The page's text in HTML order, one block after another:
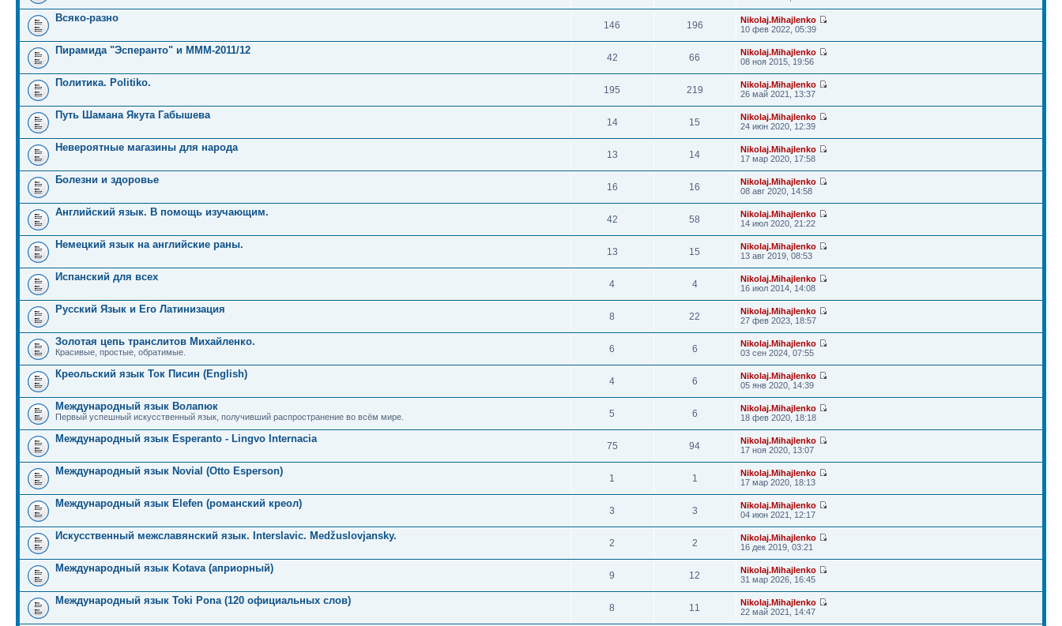
Всяко-разно
146 196
Nikolaj.Mihajlenko
10 фев 2022, 05:39
Пирамида "Эсперанто" и MMM-2011/12
42 66
Nikolaj.Mihajlenko
08 ноя 2015, 19:56
Политика. Politiko.
195 219
Nikolaj.Mihajlenko
26 май 2021, 13:37
Путь Шамана Якута Габышева
14 15
Nikolaj.Mihajlenko
24 июн 2020, 12:39
Невероятные магазины для народа
13 14
Nikolaj.Mihajlenko
17 мар 2020, 17:58
Болезни и здоровье
16 16
Nikolaj.Mihajlenko
08 авг 2020, 14:58
Английский язык. В помощь изучающим.
42 58
Nikolaj.Mihajlenko
14 июл 2020, 21:22
Немецкий язык на английские раны.
13 15
Nikolaj.Mihajlenko
13 авг 2019, 08:53
Испанский для всех
4 4
Nikolaj.Mihajlenko
16 июл 2014, 14:08
Русский Язык и Его Латинизация
8 22
Nikolaj.Mihajlenko
27 фев 2023, 18:57
Золотая цепь транслитов Михайленко.
Красивые, простые, обратимые. 6 6
Nikolaj.Mihajlenko
03 сен 2024, 07:55
Креольский язык Ток Писин (English)
4 6
Nikolaj.Mihajlenko
05 янв 2020, 14:39
Международный язык Волапюк
Первый успешный искусственный язык, получивший распространение во всём мире. 5 6
Nikolaj.Mihajlenko
18 фев 2020, 18:18
Международный язык Esperanto - Lingvo Internacia
75 94
Nikolaj.Mihajlenko
17 ноя 2020, 13:07
Международный язык Novial (Otto Esperson)
1 1
Nikolaj.Mihajlenko
17 мар 2020, 18:13
Международный язык Elefen (романский креол)
3 3
Nikolaj.Mihajlenko
04 июн 2021, 12:17
Искусственный межславянский язык. Interslavic. Medžuslovjansky.
2 2
Nikolaj.Mihajlenko
16 дек 2019, 03:21
Международный язык Kotava (априорный)
9 12
Nikolaj.Mihajlenko
31 мар 2026, 16:45
Международный язык Toki Pona (120 официальных слов)
8 11
Nikolaj.Mihajlenko
22 май 2021, 14:47